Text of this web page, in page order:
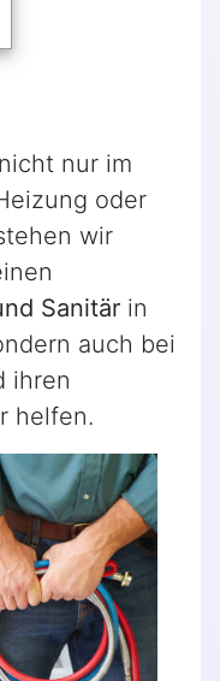
nur im
oder
wir
Sanitär in
auch bei
ihren
helfen.